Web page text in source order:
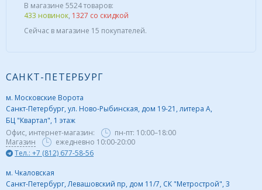
В магазине 5524 товаров:
433 новинок, 1327 со скидкой
Сейчас в магазине 15 покупателей.
САНКТ-ПЕТЕРБУРГ
м. Московские Ворота
Санкт-Петербург, ул. Ново-Рыбинская, дом 19-21, литера А,
БЦ "Квартал", 1 этаж
Офис, интернет-магазин:
пн-пт: 10:00–18:00
Магазин
ежедневно 10:00-20:00
Тел.: +7 (812) 677-58-56
м. Чкаловская
Санкт-Петербург, Левашовский пр, дом 11/7, СК "Метрострой", 3